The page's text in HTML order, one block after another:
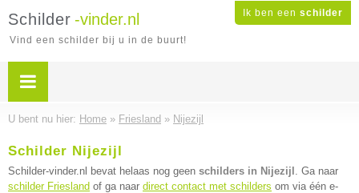
Ik ben een schilder
Schilder -vinder.nl
Vind een schilder bij u in de buurt!
U bent nu hier: Home » Friesland » Nijezijl
Schilder Nijezijl
Schilder-vinder.nl bevat helaas nog geen schilders in Nijezijl . Ga naar
schilder Friesland of ga naar direct contact met schilders om via één e-